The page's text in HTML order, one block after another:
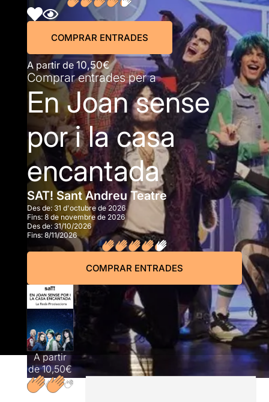
A partir de 10,50€
COMPRAR ENTRADES
Comprar entrades per a
En Joan sense
por i la casa
encantada
SAT! Sant Andreu Teatre
Des de: 31 d'octubre de 2026
Fins: 8 de novembre de 2026
Des de: 31/10/2026
Fins: 8/11/2026
COMPRAR ENTRADES
A partir
de10,50€